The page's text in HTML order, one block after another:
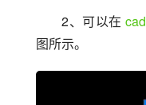
2、可以在 cad
图所示。